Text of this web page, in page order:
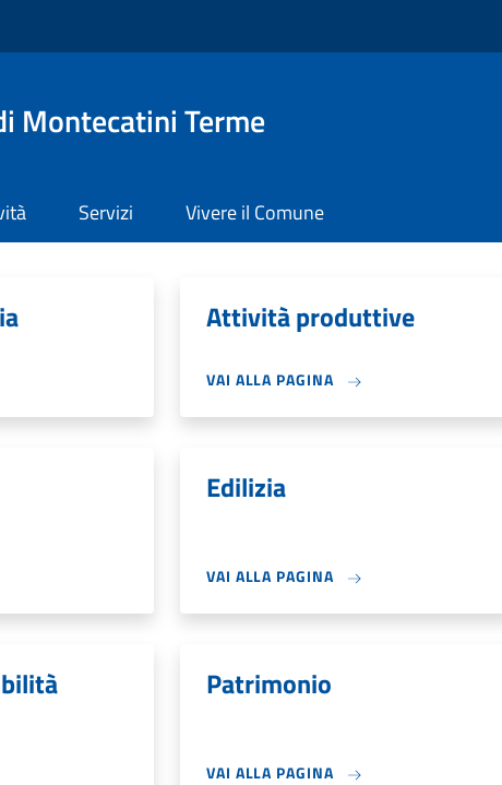
Montecatini Terme
Servizi Vivere il Comune
Attività produttive
VAI ALLA PAGINA
Edilizia
VAI ALLA PAGINA
Patrimonio
VAI ALLA PAGINA